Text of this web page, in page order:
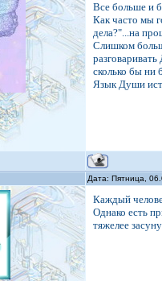
Все больше и
Как часто мы
дела?"...на
Слишком
сколько бы ни
Язык Души
Дата: Пятница,
Каждый
Однако есть
тяжелее